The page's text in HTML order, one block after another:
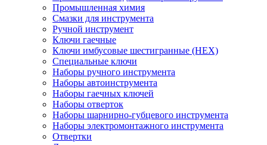
Промышленная химия
Смазки для инструмента
Ручной инструмент
Ключи гаечные
Ключи имбусовые шестигранные (HEX)
Специальные ключи
Наборы ручного инструмента
Наборы автоинструмента
Наборы гаечных ключей
Наборы отверток
Наборы шарнирно-губцевого инструмента
Наборы электромонтажного инструмента
Отвертки